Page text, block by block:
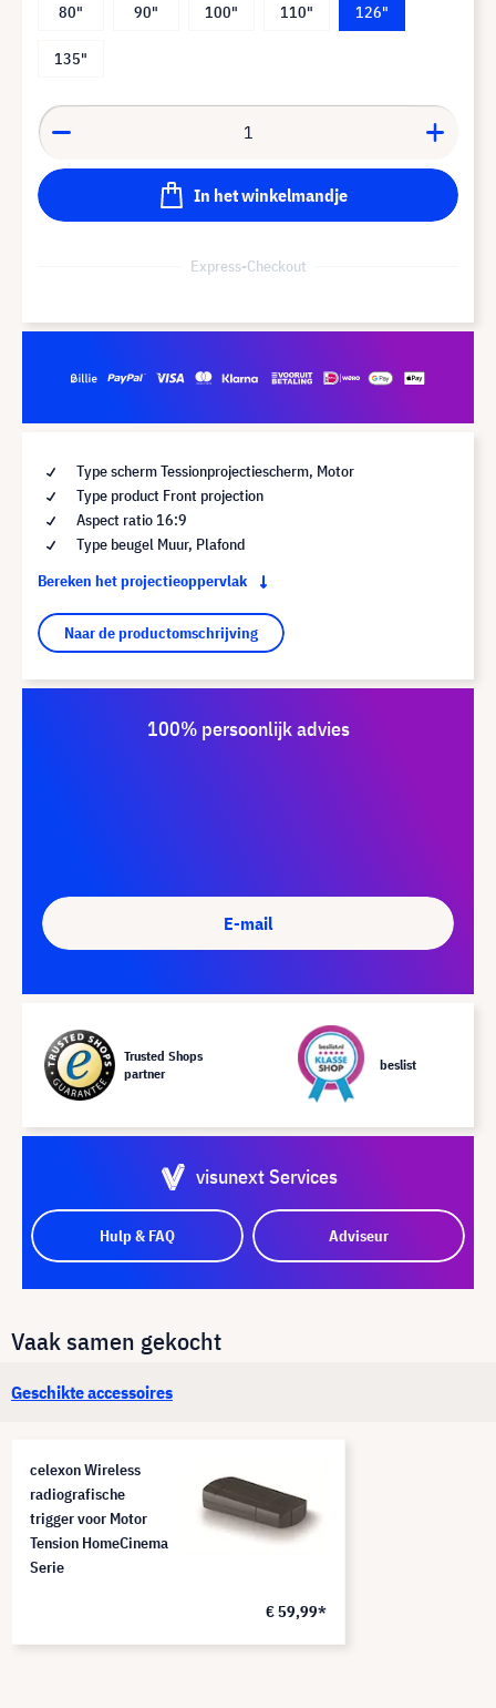
80"
90" 100" 110" 126"
135"
In het winkelmandje
Express-Checkout
Type scherm Tessionprojectiescherm, Motor
Type product Front projection
Aspect ratio 16:9
Type beugel Muur, Plafond
Bereken het projectieoppervlak
Naar de productomschrijving
100% persoonlijk advies
E-mail
Trusted Shops
partner
beslist
visunext Services
Hulp & FAQ Adviseur
Vaak samen gekocht
Geschikte accessoires
celexon Wireless
radiografische
trigger voor Motor
Tension HomeCinema
Serie
€ 59,99*